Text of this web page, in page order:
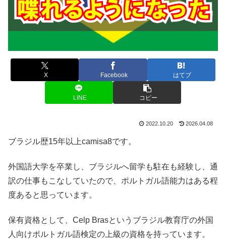
X Facebook はてブ
LINE コピー
2022.10.20 2026.04.08
ブラジル歴15年以上camisa8です。
外国語大学を卒業し、ブラジルへ留学も駐在も経験し、通
訳の仕事もこなしていたので、ポルトガル語能力はある程
度あると思っています。
保有資格として、Celp Brasというブラジル教育庁の外国
人向けポルトガル語検定の上級の資格を持っています。